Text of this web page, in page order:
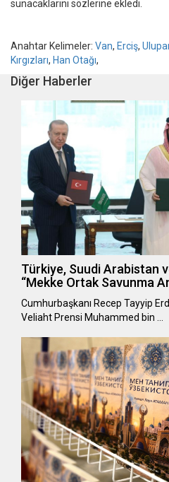
sunacaklarını sözlerine ekledi.
Anahtar Kelimeler: Van, Erciş,
Kırgızları, Han Otağı,
Diğer Haberler
Türkiye, Suudi Arabistan
“Mekke Ortak Savunma
Cumhurbaşkanı Recep Tayyip
Veliaht Prensi Muhammed bin …